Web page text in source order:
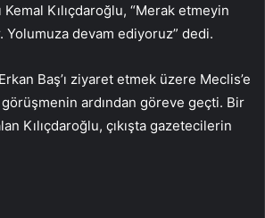
Kemal Kılıçdaroğlu, “Merak etmeyin
devam ediyoruz” dedi.
Baş’ı ziyaret etmek üzere Meclis’e
görüşmenin ardından göreve geçti. Bir
Kılıçdaroğlu, çıkışta gazetecilerin